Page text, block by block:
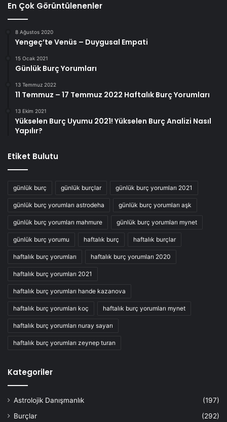
En Çok Görüntülenenler
8 Ağustos 2020
Yengeç’te Venüs – Duygusal Empati
15 Ocak 2021
Günlük Burç Yorumları
13 Temmuz 2022
11 Temmuz – 17 Temmuz 2022 Haftalık Burç Yorumları
13 Ekim 2021
Yükselen Burç Uyumu 2021! Yükselen Burç Analizi Nasıl
Yapılır?
Etiket Bulutu
günlük burç günlük burçlar günlük burç yorumları 2021
günlük burç yorumları astrodeha günlük burç yorumları aşk
günlük burç yorumları mahmure günlük burç yorumları mynet
günlük burç yorumu haftalık burç haftalık burçlar
haftalık burç yorumları haftalık burç yorumları 2020
haftalık burç yorumları 2021
haftalık burç yorumları hande kazanova
haftalık burç yorumları koç haftalık burç yorumları mynet
haftalık burç yorumları nuray sayarı
haftalık burç yorumları zeynep turan
Kategoriler
Astrolojik Danışmanlık
(197)
Burçlar
(292)